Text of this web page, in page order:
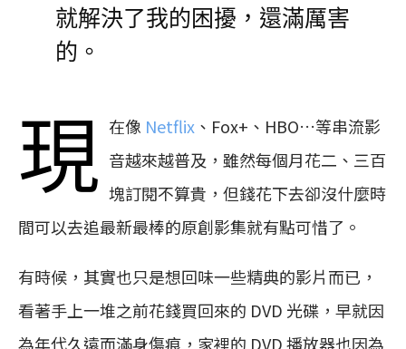
就解決了我的困擾，還滿厲害
的。
現 在像 Netflix 、Fox+、HBO…等串流影
音越來越普及，雖然每個月花二、三百
塊訂閱不算貴，但錢花下去卻沒什麼時
間可以去追最新最棒的原創影集就有點可惜了。
有時候，其實也只是想回味一些精典的影片而已，
看著手上一堆之前花錢買回來的 DVD 光碟，早就因
為年代久遠而滿身傷痕，家裡的 DVD 播放器也因為